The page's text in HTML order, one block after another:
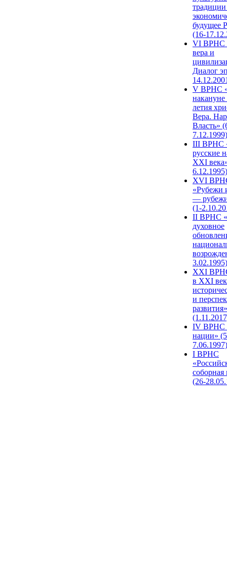
будущее
(16-
VI ВРНС
вера и
Диалог
V ВРНС
накануне
летия
Вера.
Власть»
7.12.1999)
III ВРНС
русские
XXI
6.12.1995)
XVI
«Рубежи
—
(1-
II ВРНС
духовное
3.02.1995)
XХI
в XXI
и
развития»
IV ВРНС
нации»
7.06.1997)
I ВРНС
(26-